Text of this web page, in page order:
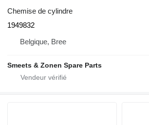
Chemise de cylindre
1949832
Belgique, Bree
Smeets & Zonen Spare Parts